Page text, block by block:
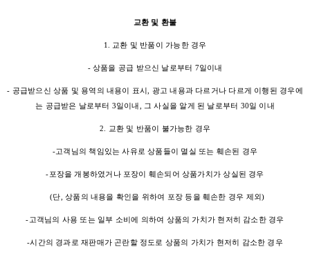
교환 및 환불
1. 교환 및 반품이 가능한 경우
- 상품을 공급 받으신 날로부터 7일이내
- 공급받으신 상품 및 용역의 내용이 표시, 광고 내용과 다르거나 다르게 이행된 경우에
는 공급받은 날로부터 3일이내, 그 사실을 알게 된 날로부터 30일 이내
2. 교환 및 반품이 불가능한 경우
-고객님의 책임있는 사유로 상품들이 멸실 또는 훼손된 경우
-포장을 개봉하였거나 포장이 훼손되어 상품가치가 상실된 경우
(단, 상품의 내용을 확인을 위하여 포장 등을 훼손한 경우 제외)
-고객님의 사용 또는 일부 소비에 의하여 상품의 가치가 현저히 감소한 경우
-시간의 경과로 재판매가 곤란할 정도로 상품의 가치가 현저히 감소한 경우